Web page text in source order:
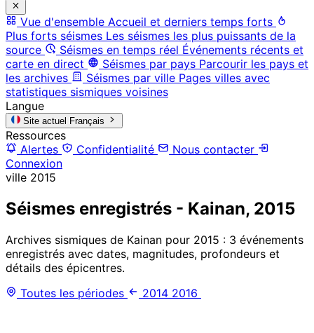
Vue d'ensemble Accueil et derniers temps forts
Plus forts séismes Les séismes les plus puissants de la
source
Séismes en temps réel Événements récents et
carte en direct
Séismes par pays Parcourir les pays et
les archives
Séismes par ville Pages villes avec
statistiques sismiques voisines
Langue
Site actuel Français
Ressources
Alertes
Confidentialité
Nous contacter
Connexion
ville 2015
Séismes enregistrés - Kainan, 2015
Archives sismiques de Kainan pour 2015 : 3 événements
enregistrés avec dates, magnitudes, profondeurs et
détails des épicentres.
Toutes les périodes
2014 2016